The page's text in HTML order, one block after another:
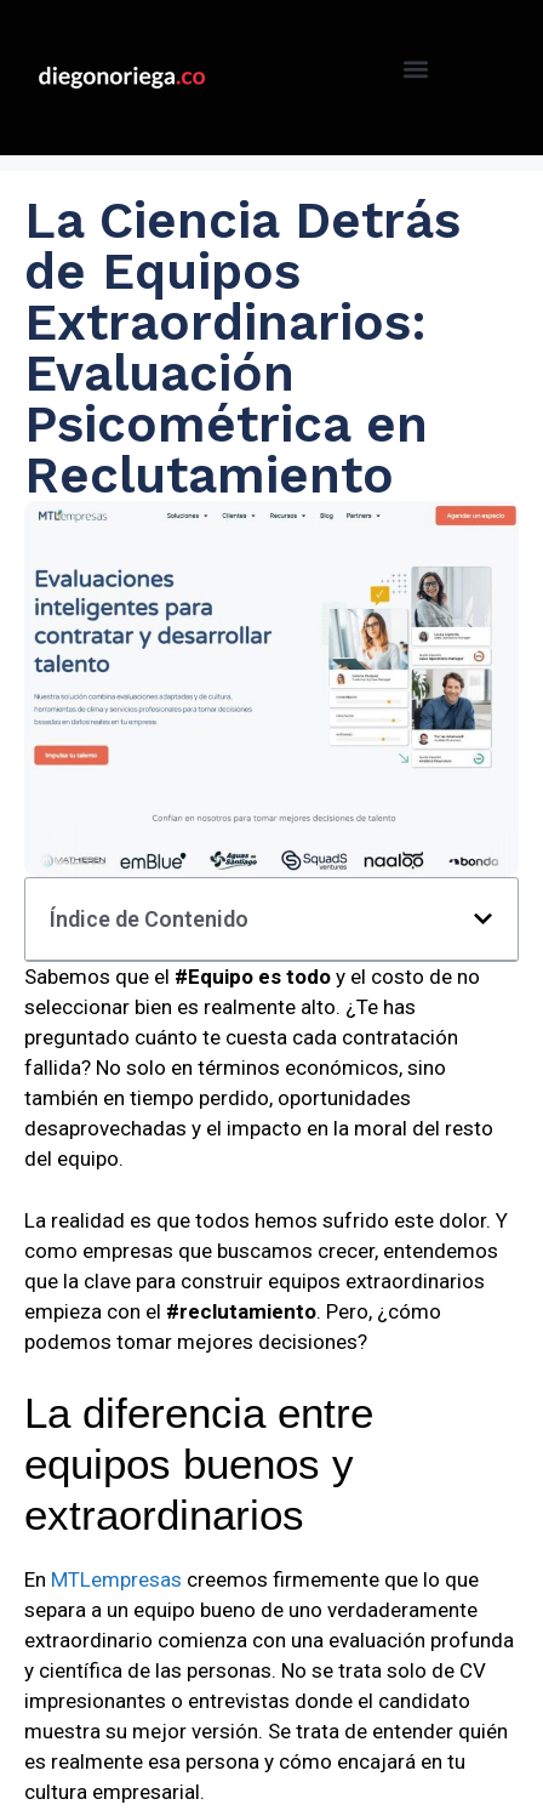
La Ciencia Detrás
de Equipos
Extraordinarios:
Evaluación
Psicométrica en
Reclutamiento
Índice de Contenido
Sabemos que el #Equipo es todo y el costo de no
seleccionar bien es realmente alto. ¿Te has
preguntado cuánto te cuesta cada contratación
fallida? No solo en términos económicos, sino
también en tiempo perdido, oportunidades
desaprovechadas y el impacto en la moral del resto
del equipo.
La realidad es que todos hemos sufrido este dolor. Y
como empresas que buscamos crecer, entendemos
que la clave para construir equipos extraordinarios
empieza con el #reclutamiento. Pero, ¿cómo
podemos tomar mejores decisiones?
La diferencia entre
equipos buenos y
extraordinarios
En MTLempresas creemos firmemente que lo que
separa a un equipo bueno de uno verdaderamente
extraordinario comienza con una evaluación profunda
y científica de las personas. No se trata solo de CV
impresionantes o entrevistas donde el candidato
muestra su mejor versión. Se trata de entender quién
es realmente esa persona y cómo encajará en tu
cultura empresarial.